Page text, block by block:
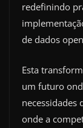
redefinindo
de dados
Esta
um futuro
necessidades
onde a